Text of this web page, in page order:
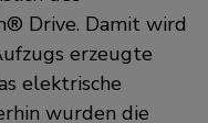
Drive. Damit wird
erzeugte
elektrische
wurden die